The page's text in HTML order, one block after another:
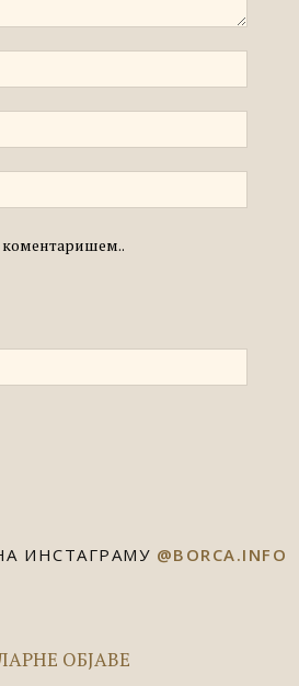
коментаришем..
ИНСТАГРАМУ @BORCA.INFO
ОБЈАВЕ